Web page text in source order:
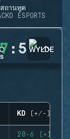
สถานทูต
ESPORTS
7 : 5
KD (+/-)
20-6 (+14)